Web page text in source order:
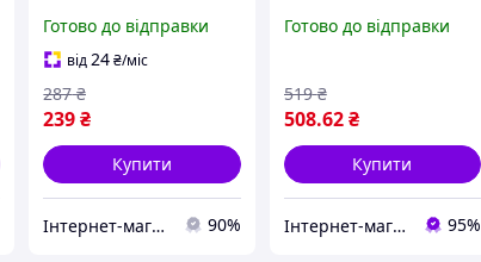
койот
Готово до відправки
від24₴/міс
239₴
287 ₴
Купити
Інтернет-магазин спортивного харчування та товарів для фітнесу Protein Lounge 90%
чорний (ізіфіт)
Готово до відправки
508.62 ₴
519 ₴
Купити
Інтернет-магазин крутих товарів КРУТО! 95%